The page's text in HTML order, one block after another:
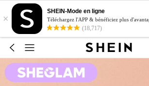
×
SHEIN-Mode en ligne
Téléchargez l'APP & bénéficiez plus
(18,717)